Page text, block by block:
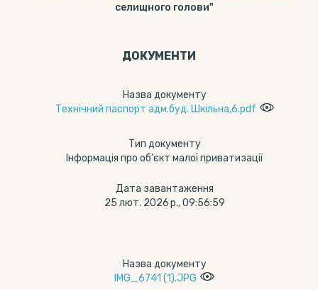
селищного голови"
ДОКУМЕНТИ
Назва документу
Технічний паспорт адм.буд. Шкільна,6.pdf
Тип документу
Інформація про об’єкт малої приватизації
Дата завантаження
25 лют. 2026 р., 09:56:59
Назва документу
IMG_6741 (1).JPG